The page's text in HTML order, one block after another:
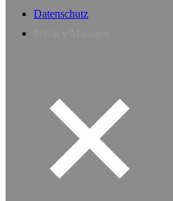
Datenschutz